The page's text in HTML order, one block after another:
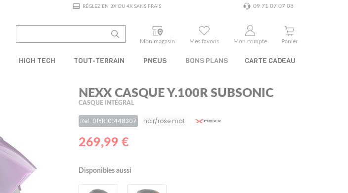
RÉGLEZ EN 3X OU 4X SANS FRAIS 09 71 07 07 08
Mon magasin
Mes favoris Mon compte Panier
HIGH TECH TOUT-TERRAIN PNEUS BONS PLANS CARTE CADEAU
NEXX CASQUE Y.100R SUBSONIC
CASQUE INTÉGRAL
Ref: 01YR101448307 noir/rose mat
269,99 €
Disponibles aussi